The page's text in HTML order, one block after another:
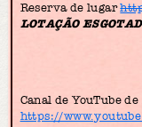
Reserva de lugar
LOTAÇÃO
Canal de YouTube
https://